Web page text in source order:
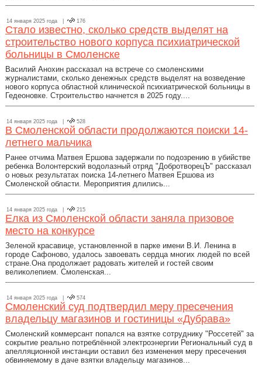
14 января 2025 года | 176
Стало известно, сколько средств выделят на
строительство нового корпуса психиатрической
больницы в Смоленске
Василий Анохин рассказал на встрече со смоленскими
журналистами, сколько денежных средств выделят на возведение
нового корпуса областной клинической психиатрической больницы в
Гедеоновке. Строительство начнется в 2025 году....
14 января 2025 года | 528
В Смоленской области продолжаются поиски 14-
летнего мальчика
Ранее отчима Матвея Ершова задержали по подозрению в убийстве
ребенка Волонтерский водолазный отряд "ДобротворецЪ" рассказал
о новых результатах поиска 14-летнего Матвея Ершова из
Смоленской области. Мероприятия длились...
14 января 2025 года | 215
Елка из Смоленской области заняла призовое
место на конкурсе
Зеленой красавице, установленной в парке имени В.И. Ленина в
городе Сафоново, удалось завоевать сердца многих людей по всей
стране.Она продолжает радовать жителей и гостей своим
великолепием. Смоленская...
14 января 2025 года | 574
Смоленский суд подтвердил меру пресечения
владельцу магазинов и гостиницы «Дубрава»
Смоленский коммерсант попался на взятке сотруднику "Россетей" за
сокрытие реально потреблённой электроэнергии Региональный суд в
апелляционной инстанции оставил без изменения меру пресечения
обвиняемому в даче взятки владельцу магазинов...